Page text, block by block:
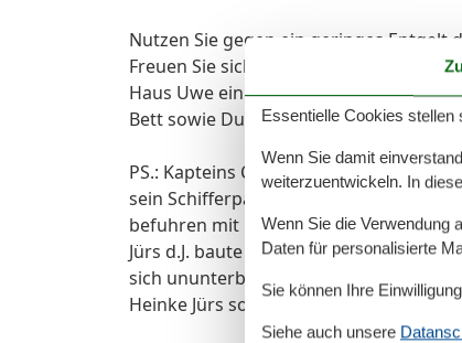
Nutzen Sie gegen ein geringes Entgelt
Freuen Sie sich auf kostenloses W-Lan
Haus Uwe ein Nichtraucher- und
Bett sowie Dusch- und Handtuch pro
PS.: Kapteins Cottage - 1897 legte
sein Schifferpatent ab. Seit 1920 lag
befuhren mit ihren Ewern als letzte
Jürs d.J. baute mit seiner Frau Inge
sich ununterbrochener Beliebtheit bei
Heinke Jürs sorgen seit 2009 mit viel
Essentielle Cookies stellen
Wenn Sie damit
weiterzuentwickeln. In
Wenn Sie die Verwendung
Daten für personalisierte
Sie können Ihre
Siehe auch unsere